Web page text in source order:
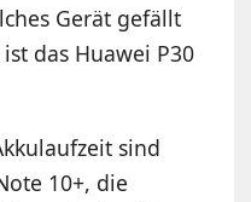
Gerät gefällt
das Huawei P30
sind
10+, die